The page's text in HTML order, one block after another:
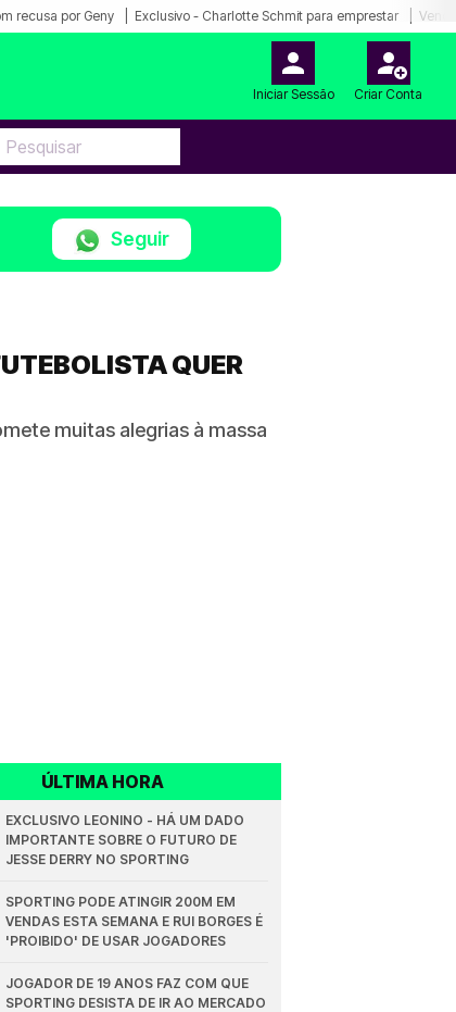
recusa por Geny Exclusivo - Charlotte Schmit para emprestar
Iniciar Sessão Criar Conta
Seguir
QUER
muitas alegrias à massa
ÚLTIMA HORA
EXCLUSIVO LEONINO - HÁ UM DADO
IMPORTANTE SOBRE O FUTURO DE
JESSE DERRY NO SPORTING
SPORTING PODE ATINGIR 200M EM
VENDAS ESTA SEMANA E RUI BORGES É
'PROIBIDO' DE USAR JOGADORES
JOGADOR DE 19 ANOS FAZ COM QUE
SPORTING DESISTA DE IR AO MERCADO